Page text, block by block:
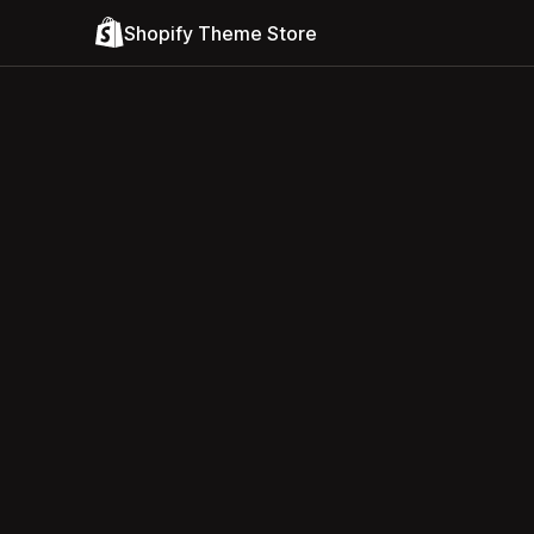
Shopify Theme Store